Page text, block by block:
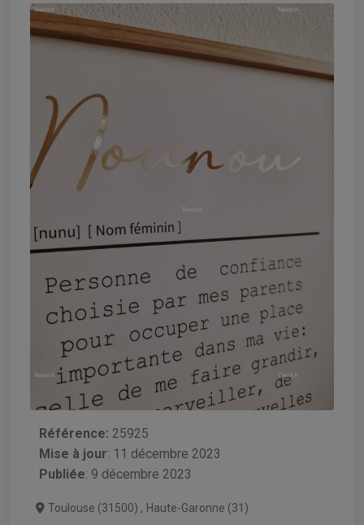
Référence: 25925
Mise à jour: 11 décembre 2023
Publiée: 9 décembre 2023
Toulouse (31500) , Haute-Garonne (31)